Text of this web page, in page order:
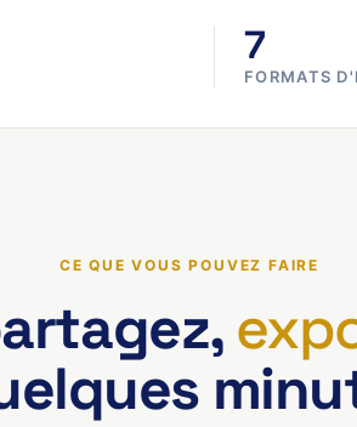
7
FORMATS
CE QUE VOUS POUVEZ FAIRE